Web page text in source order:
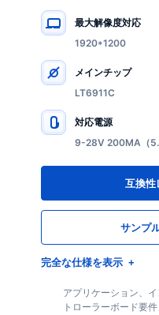
最大解像度対応
1920*1200
メインチップ
LT6911C
対応電源
9-28V 200MA（
互換性
サンプ
完全な仕様を表示
アプリケーション、
トローラーボード要